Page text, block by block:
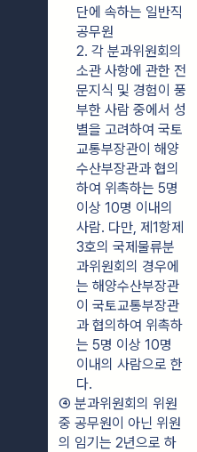
단에 속하는 일반직
공무원
2. 각 분과위원회의
소관 사항에 관한 전
문지식 및 경험이 풍
부한 사람 중에서 성
별을 고려하여 국토
교통부장관이 해양
수산부장관과 협의
하여 위촉하는 5명
이상 10명 이내의
사람. 다만, 제1항제
3호의 국제물류분
과위원회의 경우에
는 해양수산부장관
이 국토교통부장관
과 협의하여 위촉하
는 5명 이상 10명
이내의 사람으로 한
다.
④ 분과위원회의 위원
중 공무원이 아닌 위원
의 임기는 2년으로 하